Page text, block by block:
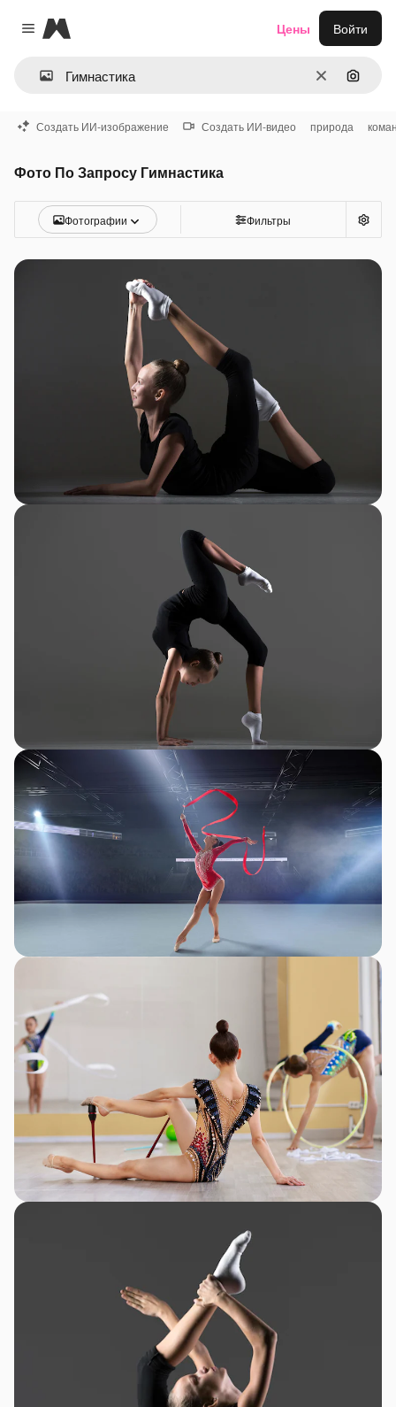
Close menu
Magnific
ОчиститьПоиск
Цены Войти
Создать ИИ-изображение Создать ИИ-видео природа
Фото По Запросу Гимнастика
Фотографии Фильтры